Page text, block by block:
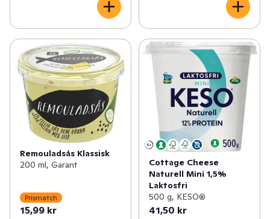
Remouladsås Klassisk
200 ml, Garant
Prismatch
15,99 kr
Cottage Cheese
Naturell Mini 1,5%
Laktosfri
500 g, KESO®
41,50 kr